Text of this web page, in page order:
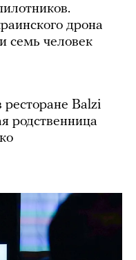
дрона
семь человек
ресторане Balzi
родственница